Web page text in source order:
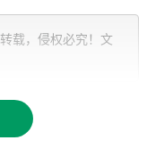
自己的沟通和协作
求明确，有的则比
心和细心，用心去
载，侵权必究！文